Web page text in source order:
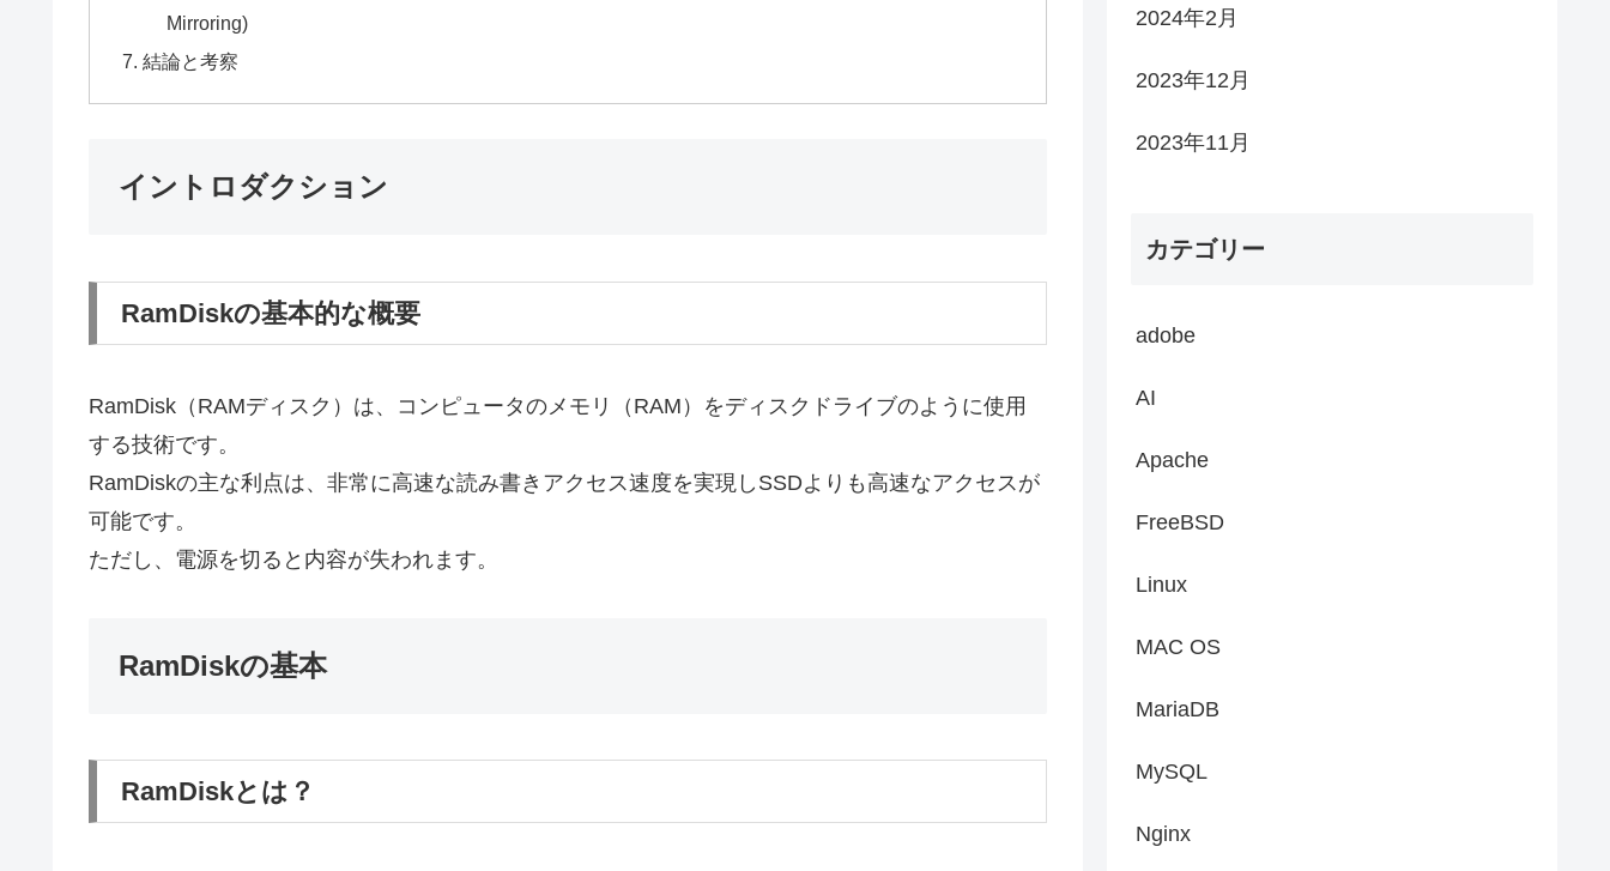
Mirroring)
結論と考察
イントロダクション
RamDiskの基本的な概要
RamDisk（RAMディスク）は、コンピュータのメモリ（RAM）をディスクドライブのように使用
する技術です。
RamDiskの主な利点は、非常に高速な読み書きアクセス速度を実現しSSDよりも高速なアクセスが
可能です。
ただし、電源を切ると内容が失われます。
RamDiskの基本
RamDiskとは？
2024年2月
2023年12月
2023年11月
カテゴリー
adobe
AI
Apache
FreeBSD
Linux
MAC OS
MariaDB
MySQL
Nginx